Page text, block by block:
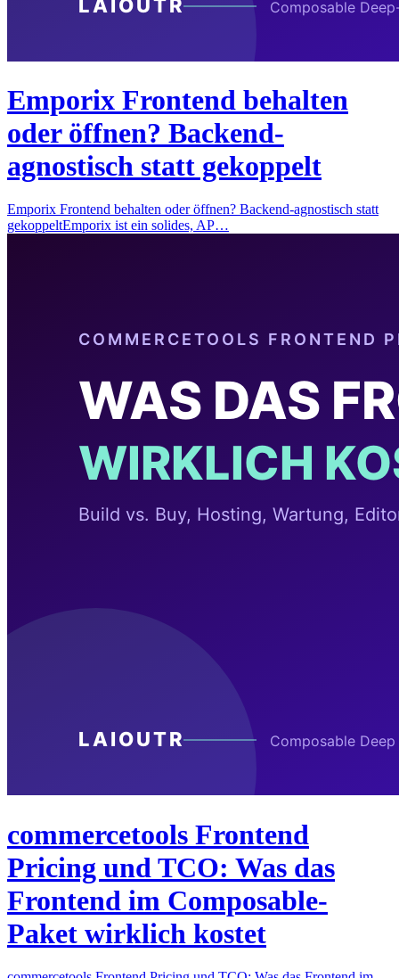
Emporix Frontend behalten
oder öffnen? Backend-
agnostisch statt gekoppelt
Emporix Frontend behalten oder öffnen? Backend-agnostisch statt
gekoppeltEmporix ist ein solides, AP…
commercetools Frontend
Pricing und TCO: Was das
Frontend im Composable-
Paket wirklich kostet